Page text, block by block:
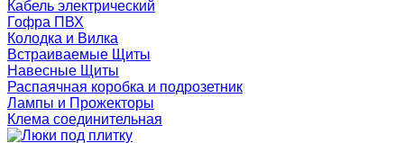
Кабель электрический
Гофра ПВХ
Колодка и Вилка
Встраиваемые Щиты
Навесные Щиты
Распаячная коробка и подрозетник
Лампы и Прожекторы
Клема соединительная